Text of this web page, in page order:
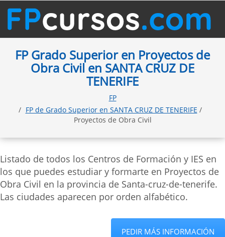
FP Grado Superior en Proyectos de
Obra Civil en SANTA CRUZ DE
TENERIFE
FP
FP de Grado Superior en SANTA CRUZ DE TENERIFE /
Proyectos de Obra Civil
Listado de todos los Centros de Formación y IES en
los que puedes estudiar y formarte en Proyectos de
Obra Civil en la provincia de Santa-cruz-de-tenerife.
Las ciudades aparecen por orden alfabético.
PEDIR MÁS INFORMACIÓN